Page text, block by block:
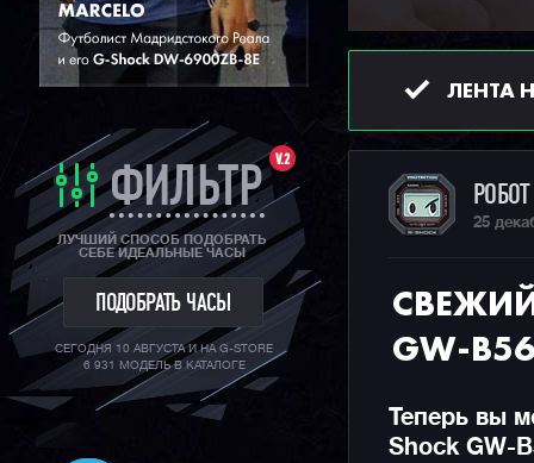
V.2
ФИЛЬТР
ЛУЧШИЙ СПОСОБ ПОДОБРАТЬ
СЕБЕ ИДЕАЛЬНЫЕ ЧАСЫ
ПОДОБРАТЬ ЧАСЫ
СЕГОДНЯ 10 АВГУСТА И НА G-STORE
6 931 МОДЕЛЬ В КАТАЛОГЕ
ЛЕНТА
25
СВЕЖИЙ
GW-
Теперь вы
Shock GW-